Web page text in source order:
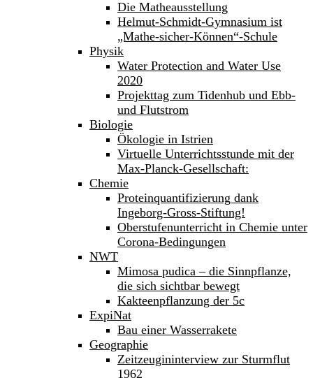
Die Matheausstellung
Helmut-Schmidt-Gymnasium ist
„Mathe-sicher-Können“-Schule
Physik
Water Protection and Water Use
2020
Projekttag zum Tidenhub und Ebb-
und Flutstrom
Biologie
Ökologie in Istrien
Virtuelle Unterrichtsstunde mit der
Max-Planck-Gesellschaft:
Chemie
Proteinquantifizierung dank
Ingeborg-Gross-Stiftung!
Oberstufenunterricht in Chemie unter
Corona-Bedingungen
NWT
Mimosa pudica – die Sinnpflanze,
die sich sichtbar bewegt
Kakteenpflanzung der 5c
ExpiNat
Bau einer Wasserrakete
Geographie
Zeitzeugininterview zur Sturmflut
1962